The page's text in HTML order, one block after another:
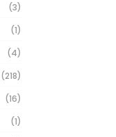
(3)
(1)
(4)
(218)
(16)
(1)